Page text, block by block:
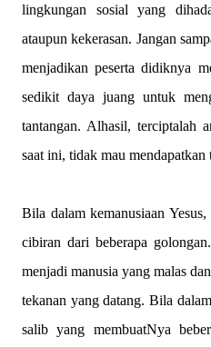
lingkungan sosial yang
ataupun kekerasan. Jangan
menjadikan peserta didiknya
sedikit daya juang untuk
tantangan. Alhasil, terciptalah
saat ini, tidak mau mendapatkan
Bila dalam kemanusiaan
cibiran dari beberapa
menjadi manusia yang malas
tekanan yang datang. Bila
salib yang membuatNya